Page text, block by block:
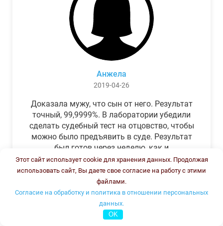
Анжела
2019-04-26
Доказала мужу, что сын от него. Результат
точный, 99,9999%. В лаборатории убедили
сделать судебный тест на отцовство, чтобы
можно было предъявить в суде. Результат
был готов через неделю, как и
обещали.Теперь муж бегает и извиняется.
Этот сайт использует cookie для хранения данных. Продолжая
использовать сайт, Вы даете свое согласие на работу с этими
файлами.
Согласие на обработку и политика в отношении персональных
данных.
OK